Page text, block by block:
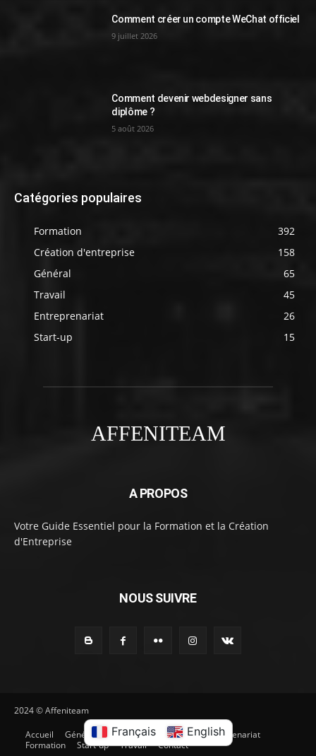
Comment créer un compte WeChat officiel
9 juillet 2026
Comment devenir webdesigner sans
diplôme ?
5 août 2026
Catégories populaires
Formation
392
Création d'entreprise
158
Général
65
Travail
45
Entreprenariat
26
Start-up
15
AFFENITEAM
A PROPOS
Votre Guide Essentiel pour la Formation et la Création
d'Entreprise
NOUS SUIVRE
2024 © Affeniteam
Accueil
Général Création d’entreprise
Entreprenariat
Formation
Start-up Travail Contact
Français English